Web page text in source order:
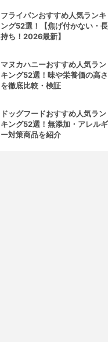
フライパンおすすめ人気ランキ
ング52選！【焦げ付かない・長
持ち！2026最新】
マヌカハニーおすすめ人気ラン
キング52選！味や栄養価の高さ
を徹底比較・検証
ドッグフードおすすめ人気ラン
キング52選！無添加・アレルギ
ー対策商品を紹介